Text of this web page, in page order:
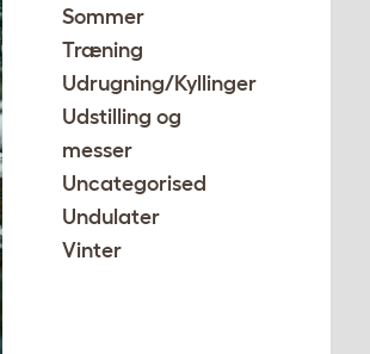
Sommer
Træning
Udrugning/Kyllinger
Udstilling og
messer
Uncategorised
Undulater
Vinter